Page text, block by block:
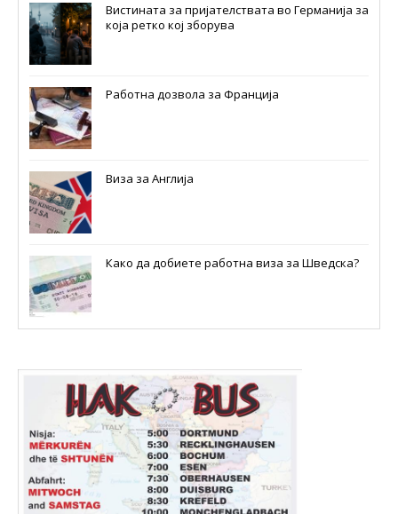
Вистината за пријателствата во Германија за
која ретко кој зборува
Работна дозвола за Франција
Виза за Англија
Како да добиете работна виза за Шведска?